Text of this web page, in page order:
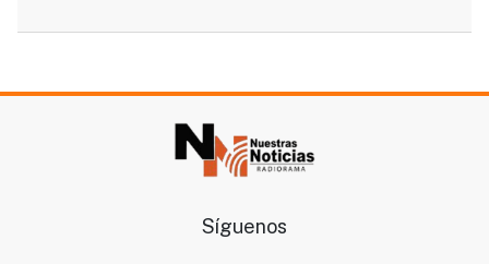
Síguenos